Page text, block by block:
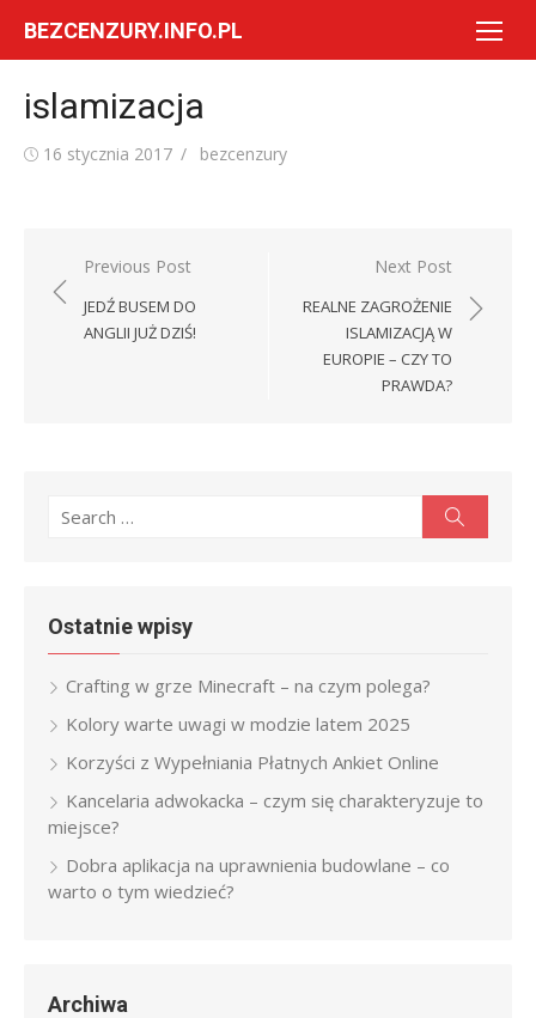
BEZCENZURY.INFO.PL
islamizacja
Posted
16 stycznia 2017 Author
bezcenzury
Nawigacja
wpisu
Previous Post
JEDŹ BUSEM DO
ANGLII JUŻ DZIŚ!
Next Post
REALNE ZAGROŻENIE
ISLAMIZACJĄ W
EUROPIE – CZY TO
PRAWDA?
Search
Ostatnie wpisy
Crafting w grze Minecraft – na czym polega?
Kolory warte uwagi w modzie latem 2025
Korzyści z Wypełniania Płatnych Ankiet Online
Kancelaria adwokacka – czym się charakteryzuje to
miejsce?
Dobra aplikacja na uprawnienia budowlane – co
warto o tym wiedzieć?
Archiwa